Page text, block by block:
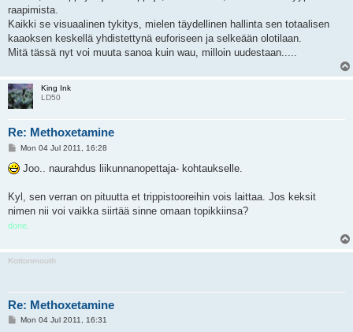
raapimista.
Kaikki se visuaalinen tykitys, mielen täydellinen hallinta sen totaalisen
kaaoksen keskellä yhdistettynä euforiseen ja selkeään olotilaan.
Mitä tässä nyt voi muuta sanoa kuin wau, milloin uudestaan.....
King Ink
LD50
Re: Methoxetamine
P
s
t
Mon 04 Jul 2011, 16:28
Joo.. naurahdus liikunnanopettaja- kohtaukselle.
Kyl, sen verran on pituutta et trippistooreihin vois laittaa. Jos keksit
nimen nii voi vaikka siirtää sinne omaan topikkiinsa?
done.
Kottonmouth
Re: Methoxetamine
PMon 04 Jul 2011, 16:31